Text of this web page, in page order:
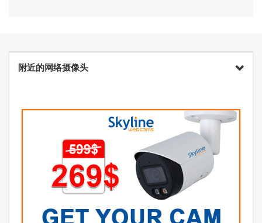
附近的网络摄像头